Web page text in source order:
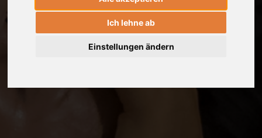
Ich lehne ab
Einstellungen ändern